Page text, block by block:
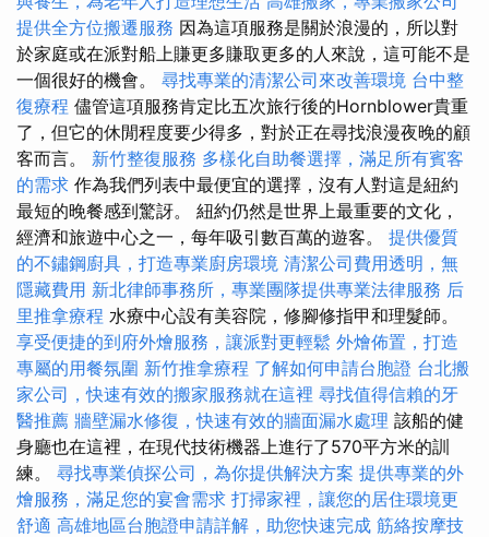
提供全方位搬遷服務 因為這項服務是關於浪漫的，所以對
於家庭或在派對船上賺更多賺取更多的人來說，這可能不是
一個很好的機會。 尋找專業的清潔公司來改善環境 台中整
復療程 儘管這項服務肯定比五次旅行後的Hornblower貴重
了，但它的休閒程度要少得多，對於正在尋找浪漫夜晚的顧
客而言。 新竹整復服務 多樣化自助餐選擇，滿足所有賓客
的需求 作為我們列表中最便宜的選擇，沒有人對這是紐約
最短的晚餐感到驚訝。 紐約仍然是世界上最重要的文化，
經濟和旅遊中心之一，每年吸引數百萬的遊客。 提供優質
的不鏽鋼廚具，打造專業廚房環境 清潔公司費用透明，無
隱藏費用 新北律師事務所，專業團隊提供專業法律服務 后
里推拿療程 水療中心設有美容院，修腳修指甲和理髮師。
享受便捷的到府外燴服務，讓派對更輕鬆 外燴佈置，打造
專屬的用餐氛圍 新竹推拿療程 了解如何申請台胞證 台北搬
家公司，快速有效的搬家服務就在這裡 尋找值得信賴的牙
醫推薦 牆壁漏水修復，快速有效的牆面漏水處理 該船的健
身廳也在這裡，在現代技術機器上進行了570平方米的訓
練。 尋找專業偵探公司，為你提供解決方案 提供專業的外
燴服務，滿足您的宴會需求 打掃家裡，讓您的居住環境更
舒適 高雄地區台胞證申請詳解，助您快速完成 筋絡按摩技